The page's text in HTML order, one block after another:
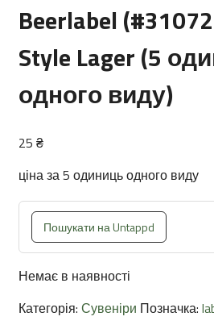
Beerlabel
Style Lager (5
одного виду)
25 ₴
ціна за 5 одиниць одного виду
Пошукати на Untappd
Немає в наявності
Категорія: Сувеніри Позначка: